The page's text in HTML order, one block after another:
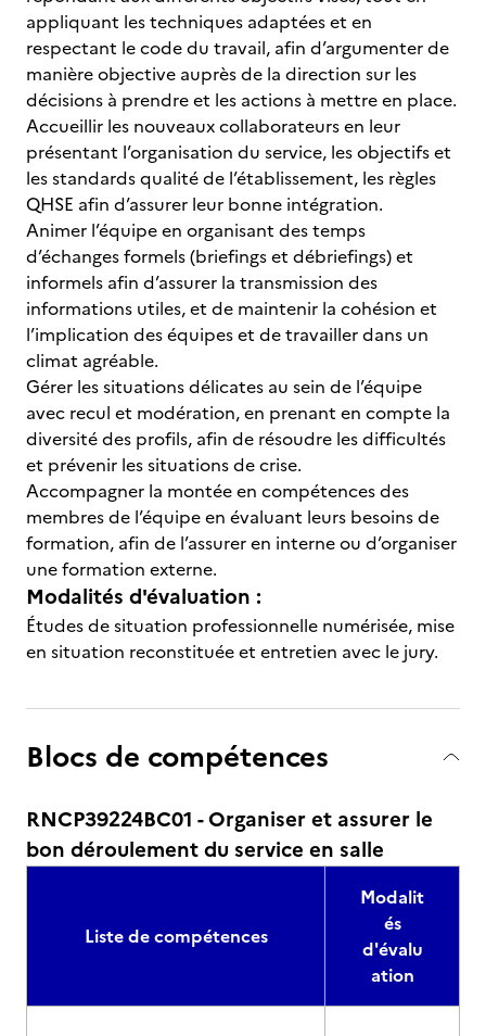
appliquant les techniques adaptées et en
respectant le code du travail, afin d’argumenter de
manière objective auprès de la direction sur les
décisions à prendre et les actions à mettre en place.
Accueillir les nouveaux collaborateurs en leur
présentant l’organisation du service, les objectifs et
les standards qualité de l’établissement, les règles
QHSE afin d’assurer leur bonne intégration.
Animer l’équipe en organisant des temps
d’échanges formels (briefings et débriefings) et
informels afin d’assurer la transmission des
informations utiles, et de maintenir la cohésion et
l’implication des équipes et de travailler dans un
climat agréable.
Gérer les situations délicates au sein de l’équipe
avec recul et modération, en prenant en compte la
diversité des profils, afin de résoudre les difficultés
et prévenir les situations de crise.
Accompagner la montée en compétences des
membres de l’équipe en évaluant leurs besoins de
formation, afin de l’assurer en interne ou d’organiser
une formation externe.
Modalités d'évaluation :
Études de situation professionnelle numérisée, mise
en situation reconstituée et entretien avec le jury.
Blocs de compétences
RNCP39224BC01 - Organiser et assurer le
bon déroulement du service en salle
Liste de compétences
Modalit
és
d'évalu
ation